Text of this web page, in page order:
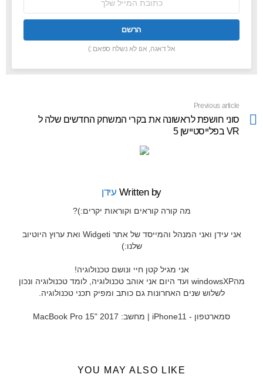
אל דאגה, אנו לא נשלח ספאם :)
more
Previous article
סוני חושפת לראשונה את בקרי המשחק החדשים שלה ל
VR בפלייסטיישן 5
Written by עידן
מה קורה קוראים וקוראות יקרים:)?
אני עידן ואני המנהל והמייסד של אתר Widgeti ואת ערוץ היוטיוב
שלנו:)
אני מגיל קטן חיי ונושם טכנולוגיה!
מהwindowsXP ועד היום אני אוהב טכנולוגיה, לומד טכנולוגיה ונכון
לשלוש שנים האחרונות גם כותב ומפיק תכני טכנולוגיה.
סמארטפון - iPhone11 | מחשב: MacBook Pro 15" 2017
YOU MAY ALSO LIKE